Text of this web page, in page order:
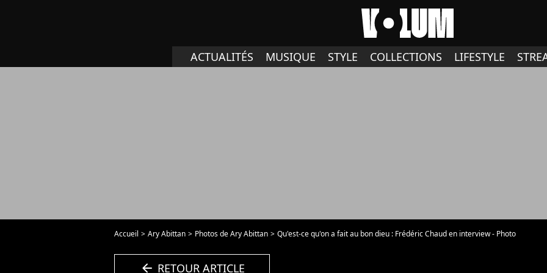
ACTUALITÉS MUSIQUE STYLE COLLECTIONS LIFESTYLE
Accueil Ary Abittan Photos de Ary Abittan Qu'est-ce qu'on a fait au bon dieu : Frédéric Chaud en interview - Photo
arrow_left RETOUR ARTICLE